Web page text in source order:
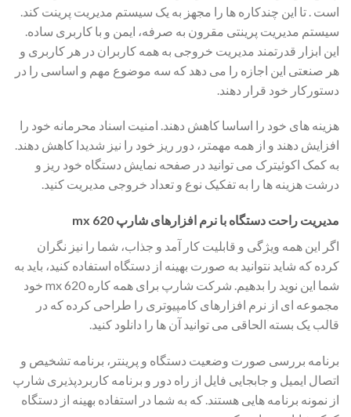
است . تا این چندکاره ها را مجهز به یک سیستم مدیریت پرینت کند.
سیستم مدیریت پرینتی مقرون به صرفه، ایمن و با کاربری ساده.
این ابزار قدرتمند مدیریت خروجی به همه کاربران در هر کاربری و
هر صنعتی این اجازه را می دهد که سه موضوع مهم و اساسی را در
دستورکار خود قرار دهند.
هزینه های خود را اساسا کاهش دهند. امنیت اسناد محرمانه خود را
افزایش دهند و از همه مهمتر، دور ریز خود را نیز شدیدا کاهش دهند.
به کمک اکوئیترک می توانید در صفحه نمایش دستگاه خود ریز و
درشت هزینه ها را به تفکیک نوع و تعداد خروجی مدیریت کنید.
مدیریت راحت دستگاه با نرم افزارهای شارپ mx 620
اگر این همه ویژگی و قابلیت کار آمد و جذاب، شما را نیز نگران
کرده که شاید نتوانید به صورت بهینه از دستگاه استفاده کنید، باید به
شما این نوید را بدهیم. شرکت شارپ برای همه کاره mx 620 خود
مجموعه ای از نرم افزارهای کامپیوتری را طراحی کرده که در
قالب یک بسته الحاقی می توانید آن ها را دانلود کنید.
برنامه بررسی صورت وضعیت دستگاه و پرینتر، برنامه تشخیص و
اتصال ایمیل و جابجایی فایل از راه دور و برنامه کاربردپذیری شارپ
از نمونه برنامه هایی هستند. که به شما در استفاده بهینه از دستگاه